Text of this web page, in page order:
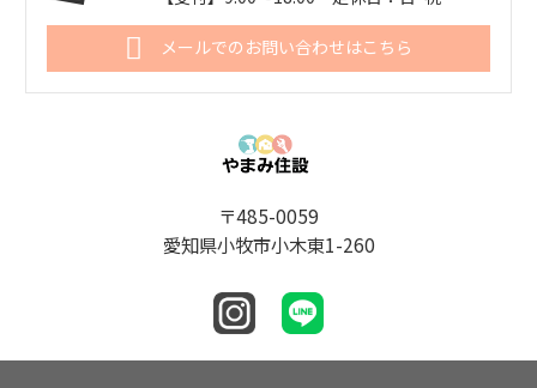
メールでのお問い合わせはこちら
〒485-0059
愛知県小牧市小木東1-260